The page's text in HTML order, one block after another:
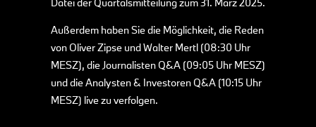
Außerdem haben Sie die Möglichkeit, die Reden
von Oliver Zipse und Walter Mertl (08:30 Uhr
MESZ), die Journalisten Q&A (09:05 Uhr MESZ)
und die Analysten & Investoren Q&A (10:15 Uhr
MESZ) live zu verfolgen.